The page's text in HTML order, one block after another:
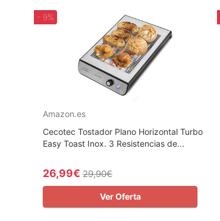
- 9%
Amazon.es
Cecotec Tostador Plano Horizontal Turbo
Easy Toast Inox. 3 Resistencias de...
26,99€ 29,90€
Ver Oferta